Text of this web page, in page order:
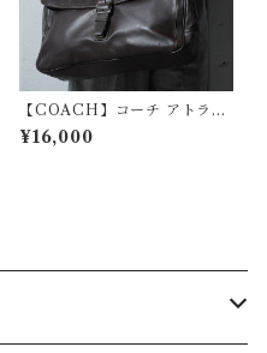
【COACH】コーチ アトラン
ティックビークマン 2WAYレ
ザーショルダーバッグ brown
¥16,000